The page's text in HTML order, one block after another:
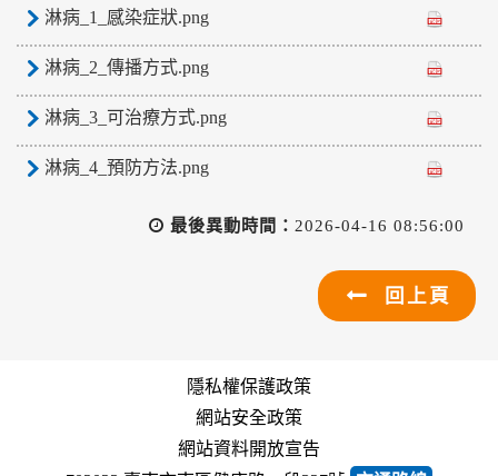
淋病_1_感染症狀.png
淋病_2_傳播方式.png
淋病_3_可治療方式.png
淋病_4_預防方法.png
最後異動時間： 2026-04-16 08:56:00
回上頁
隱私權保護政策
網站安全政策
網站資料開放宣告